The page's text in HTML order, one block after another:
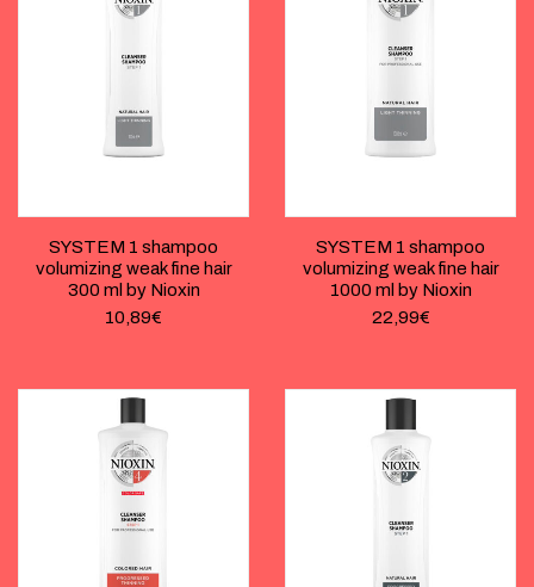
SYSTEM 1 shampoo
volumizing weak fine hair
300 ml by Nioxin
10,89€
SYSTEM 1 shampoo
volumizing weak fine hair
1000 ml by Nioxin
22,99€